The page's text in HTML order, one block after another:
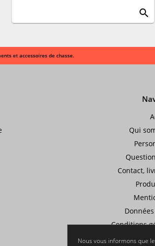
search
et accessoires de chasse.
Qui
Contact,
Conditions